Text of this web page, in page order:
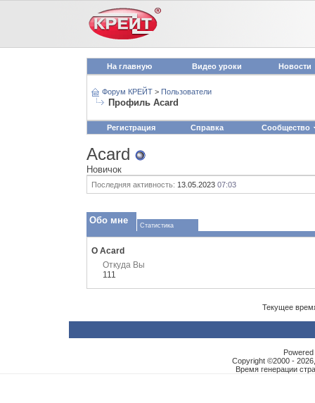
На главную Видео уроки Новости
Форум КРЕЙТ > Пользователи
Профиль Acard
Регистрация Справка Сообщество
Acard
Новичок
Последняя активность: 13.05.2023 07:03
Обо мне Статистика
О Acard
Откуда Вы
111
Текущее
Copyright ©2000 -
Время генерации